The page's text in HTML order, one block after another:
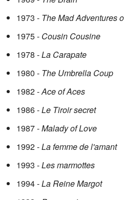
1973 - The Mad Adventures
1975 - Cousin Cousine
1978 -La Carapate
1980 - The Umbrella Coup
1982 -Ace of Aces
1986 -Le Tiroir secret
1987 -Malady of Love
1992 -La femme de l'amant
1993 -Les marmottes
1994 -La Reine Margot